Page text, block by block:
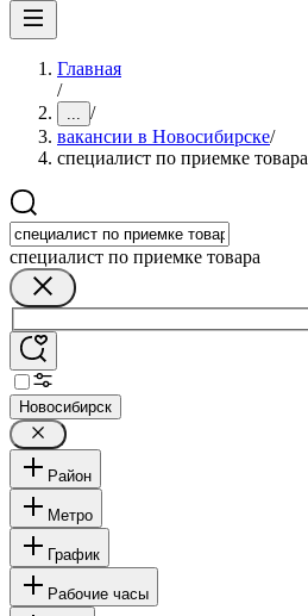
Главная
/
... /
вакансии в Новосибирске/
специалист по приемке товара
специалист по приемке товара
Новосибирск
Район
Метро
График
Рабочие часы